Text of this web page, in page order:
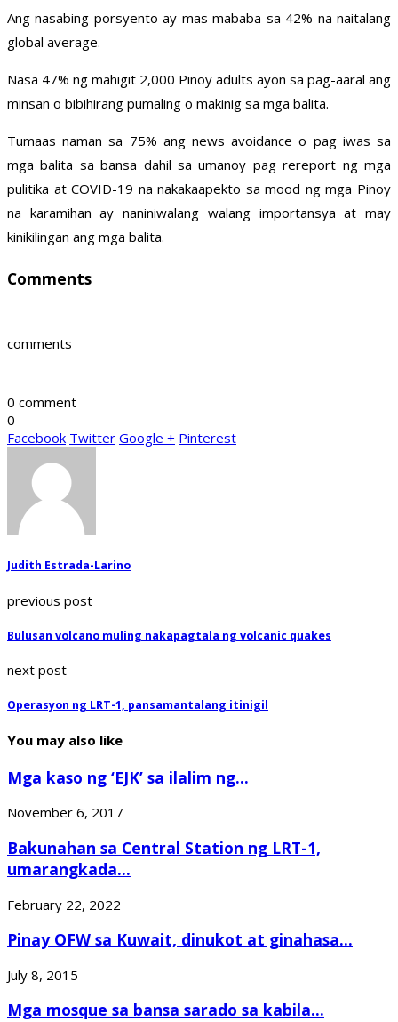
Ang nasabing porsyento ay mas mababa sa 42% na naitalang
global average.
Nasa 47% ng mahigit 2,000 Pinoy adults ayon sa pag-aaral ang
minsan o bibihirang pumaling o makinig sa mga balita.
Tumaas naman sa 75% ang news avoidance o pag iwas sa
mga balita sa bansa dahil sa umanoy pag rereport ng mga
pulitika at COVID-19 na nakakaapekto sa mood ng mga Pinoy
na karamihan ay naniniwalang walang importansya at may
kinikilingan ang mga balita.
Comments
comments
0 comment
0
Facebook Twitter Google + Pinterest
Judith Estrada-Larino
previous post
Bulusan volcano muling nakapagtala ng volcanic quakes
next post
Operasyon ng LRT-1, pansamantalang itinigil
You may also like
Mga kaso ng ‘EJK’ sa ilalim ng...
November 6, 2017
Bakunahan sa Central Station ng LRT-1,
umarangkada...
February 22, 2022
Pinay OFW sa Kuwait, dinukot at ginahasa...
July 8, 2015
Mga mosque sa bansa sarado sa kabila...